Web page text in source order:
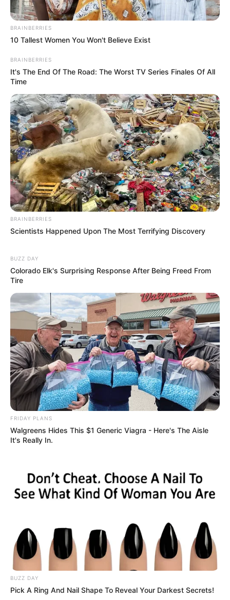
7 Dicas para Vender Aromatizador de
Ambientes
o valor agregado do seu produto, atrair mais
clientes e facilitar as vendas de quem quer
ganhar dinheiro com aromatizador de ambiente.
Acompanhe só!
Dica 1 – Decore o frasco e as varetas:
Fonte: Viva criando
Adicione fitas ou penduricalhos para enfeitar
o frasco.
Cole miçangas ou pérolas em uma das
Dica 2 – Invista em frascos decorativos:
BRAINBERRIES
10 Tallest Women You Won't Believe Exist
BRAINBERRIES
It's The End Of The Road: The Worst TV Series Finales Of All
Time
BRAINBERRIES
Scientists Happened Upon The Most Terrifying Discovery
BUZZ DAY
Colorado Elk's Surprising Response After Being Freed From
Tire
FRIDAY PLANS
Walgreens Hides This $1 Generic Viagra - Here's The Aisle
It's Really In.
BUZZ DAY
Pick A Ring And Nail Shape To Reveal Your Darkest Secrets!